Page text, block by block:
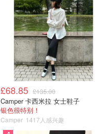
£68.85 £135.00
Camper 卡西米拉 女士鞋子
银色很特别！
Camper 1417人感兴趣